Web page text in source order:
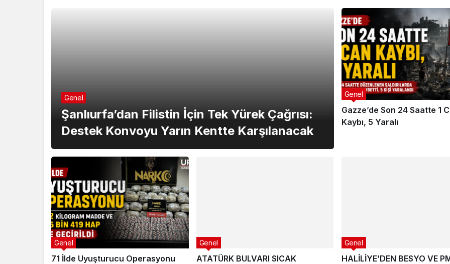
Genel
Şanlıurfa’dan Filistin İçin Tek Yürek Çağrısı:
Destek Konvoyu Yarın Kentte Karşılanacak
Genel
Gazze’de Son 24 Saatte 1
Kaybı, 5 Yaralı
Genel
71 İlde Uyuşturucu Operasyonu
Genel
ATATÜRK BULVARI SICAK
Genel
HALİLİYE’DEN BESYO VE